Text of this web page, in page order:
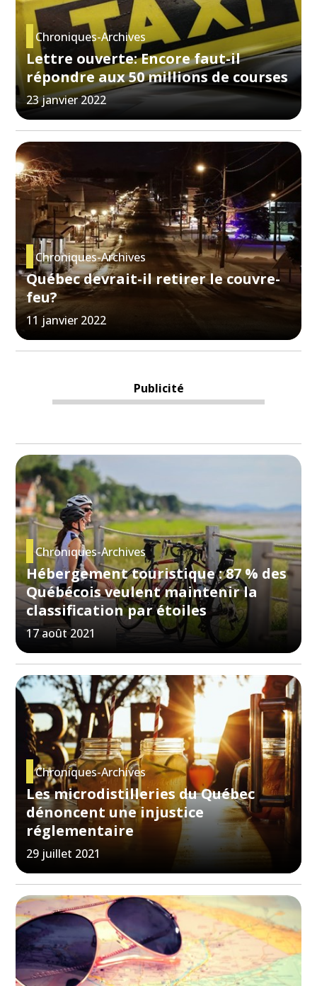
Chroniques-Archives
Lettre ouverte: Encore faut-il
répondre aux 50 millions de courses
23 janvier 2022
Chroniques-Archives
Québec devrait-il retirer le couvre-
feu?
11 janvier 2022
Publicité
Chroniques-Archives
Hébergement touristique : 87 % des
Québécois veulent maintenir la
classification par étoiles
17 août 2021
Chroniques-Archives
Les microdistilleries du Québec
dénoncent une injustice
réglementaire
29 juillet 2021